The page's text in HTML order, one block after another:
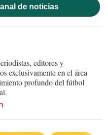
de noticias
editores y
exclusivamente en el área
profundo del fútbol